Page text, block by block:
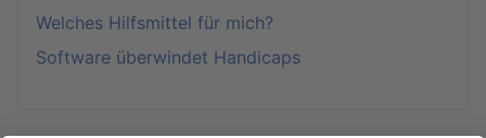
Welches Hilfsmittel für mich?
Software überwindet Handicaps